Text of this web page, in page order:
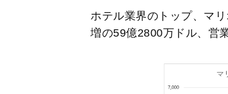
ホテル業界のトップ、マ
増の59億2800万ドル、営